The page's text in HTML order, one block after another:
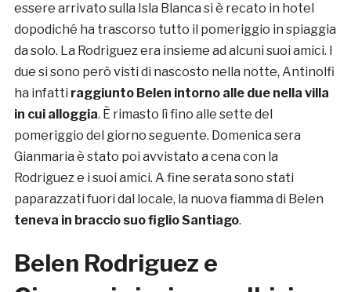
essere arrivato sulla Isla Blanca si è recato in hotel
dopodiché ha trascorso tutto il pomeriggio in spiaggia
da solo. La Rodriguez era insieme ad alcuni suoi amici. I
due si sono però visti di nascosto nella notte, Antinolfi
ha infatti raggiunto Belen intorno alle due nella villa
in cui alloggia. È rimasto lì fino alle sette del
pomeriggio del giorno seguente. Domenica sera
Gianmaria è stato poi avvistato a cena con la
Rodriguez e i suoi amici. A fine serata sono stati
paparazzati fuori dal locale, la nuova fiamma di Belen
teneva in braccio suo figlio Santiago.
Belen Rodriguez e